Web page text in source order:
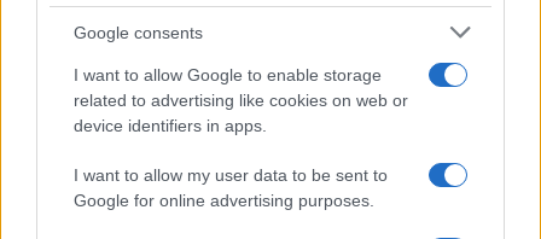
Google consents
I want to allow Google to enable storage
related to advertising like cookies on web or
device identifiers in apps.
I want to allow my user data to be sent to
Google for online advertising purposes.
Seguici su Google News